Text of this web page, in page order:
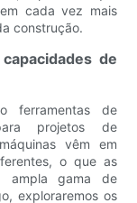
cada vez mais
construção.
de
ferramentas de
projetos de
vêm em
o que as
ampla gama de
exploraremos os